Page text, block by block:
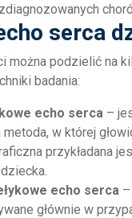
serca
można podzielić na
badania:
echo serca –
w której
przykładana
echo serca –
głównie w